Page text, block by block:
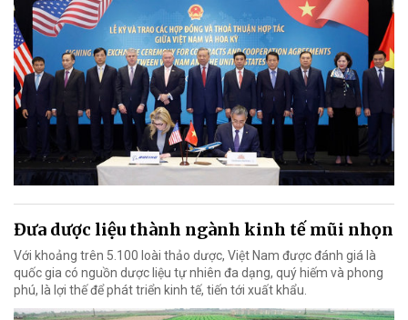
Đưa dược liệu thành ngành kinh tế mũi nhọn
Với khoảng trên 5.100 loài thảo dược, Việt Nam được đánh giá là
quốc gia có nguồn dược liệu tự nhiên đa dạng, quý hiếm và phong
phú, là lợi thế để phát triển kinh tế, tiến tới xuất khẩu.